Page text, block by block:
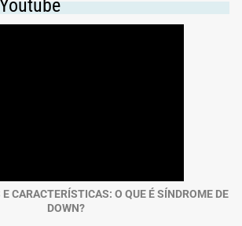
CARACTERÍSTICAS: O QUE É SÍNDROME DE
DOWN?